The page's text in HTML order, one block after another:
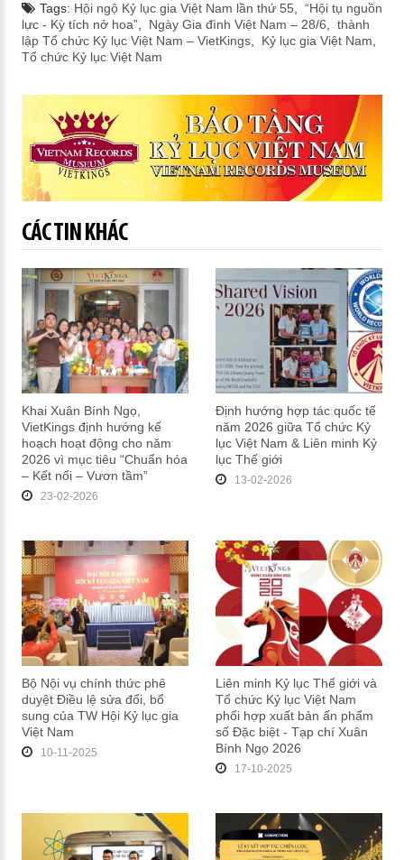
Tags: Hội ngộ Kỷ lục gia Việt Nam lần thứ 55
“Hội tụ nguồn
lực - Kỳ tích nở hoa”, Ngày Gia đình Việt Nam – 28/6
thành
lập Tổ chức Kỷ lục Việt Nam – VietKings, Kỷ lục gia Việt Nam
Tổ chức Kỷ lục Việt Nam
CÁC TIN KHÁC
Khai Xuân Bính Ngọ,
VietKings định hướng kế
hoạch hoạt động cho năm
2026 vì mục tiêu “Chuẩn hóa
– Kết nối – Vươn tầm”
23-02-2026
Định hướng hợp tác quốc tế
năm 2026 giữa Tổ chức Kỷ
lục Việt Nam & Liên minh Kỷ
lục Thế giới
13-02-2026
Bộ Nội vụ chính thức phê
duyệt Điều lệ sửa đổi, bổ
sung của TW Hội Kỷ lục gia
Việt Nam
10-11-2025
Liên minh Kỷ lục Thế giới và
Tổ chức Kỷ lục Việt Nam
phối hợp xuất bản ấn phẩm
số Đặc biệt - Tạp chí Xuân
Bính Ngọ 2026
17-10-2025